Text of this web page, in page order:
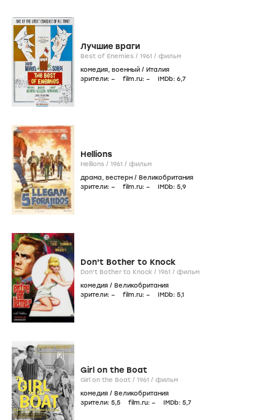
Лучшие враги
Best of Enemies / 1961 / фильм
комедия, военный / Италия
зрители: – film.ru: – IMDb: 6,7
Hellions
Hellions / 1961 / фильм
драма, вестерн / Великобритания
зрители: – film.ru: – IMDb: 5,9
Don't Bother to Knock
Don't Bother to Knock / 1961 / фильм
комедия / Великобритания
зрители: – film.ru: – IMDb: 5,1
Girl on the Boat
Girl on the Boat / 1961 / фильм
комедия / Великобритания
зрители: 5,5 film.ru: – IMDb: 5,7